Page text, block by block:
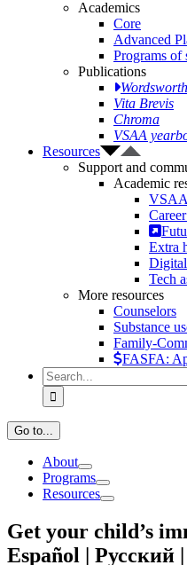
Academics
Core
Advanced
Programs of
Publications
Wordsworth
Vita Brevis
Chroma
VSAA
Resources
Support and
Academic
Extra
Tech
More resources
Counselors
Substance
Family-
FASFA:
Search
for:
Go to...
About
Programs
Resources
Get your child’s
Español | Русский